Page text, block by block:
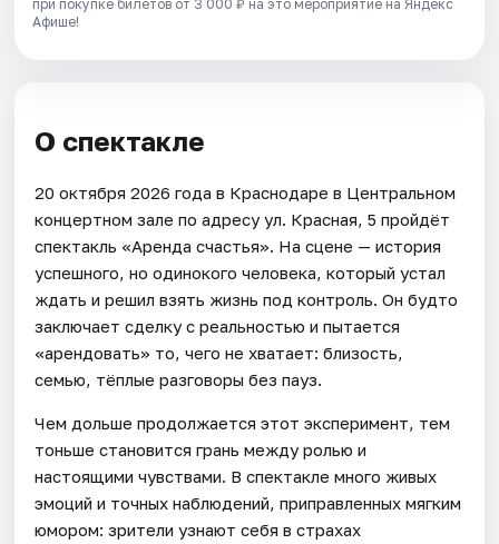
при покупке билетов от 3 000 ₽ на это мероприятие на Яндекс
Афише!
О спектакле
20 октября 2026 года в Краснодаре в Центральном
концертном зале по адресу ул. Красная, 5 пройдёт
спектакль «Аренда счастья». На сцене — история
успешного, но одинокого человека, который устал
ждать и решил взять жизнь под контроль. Он будто
заключает сделку с реальностью и пытается
«арендовать» то, чего не хватает: близость,
семью, тёплые разговоры без пауз.
Чем дольше продолжается этот эксперимент, тем
тоньше становится грань между ролью и
настоящими чувствами. В спектакле много живых
эмоций и точных наблюдений, приправленных мягким
юмором: зрители узнают себя в страхах